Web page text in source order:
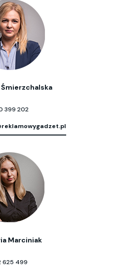
399 202
Marciniak
625 499